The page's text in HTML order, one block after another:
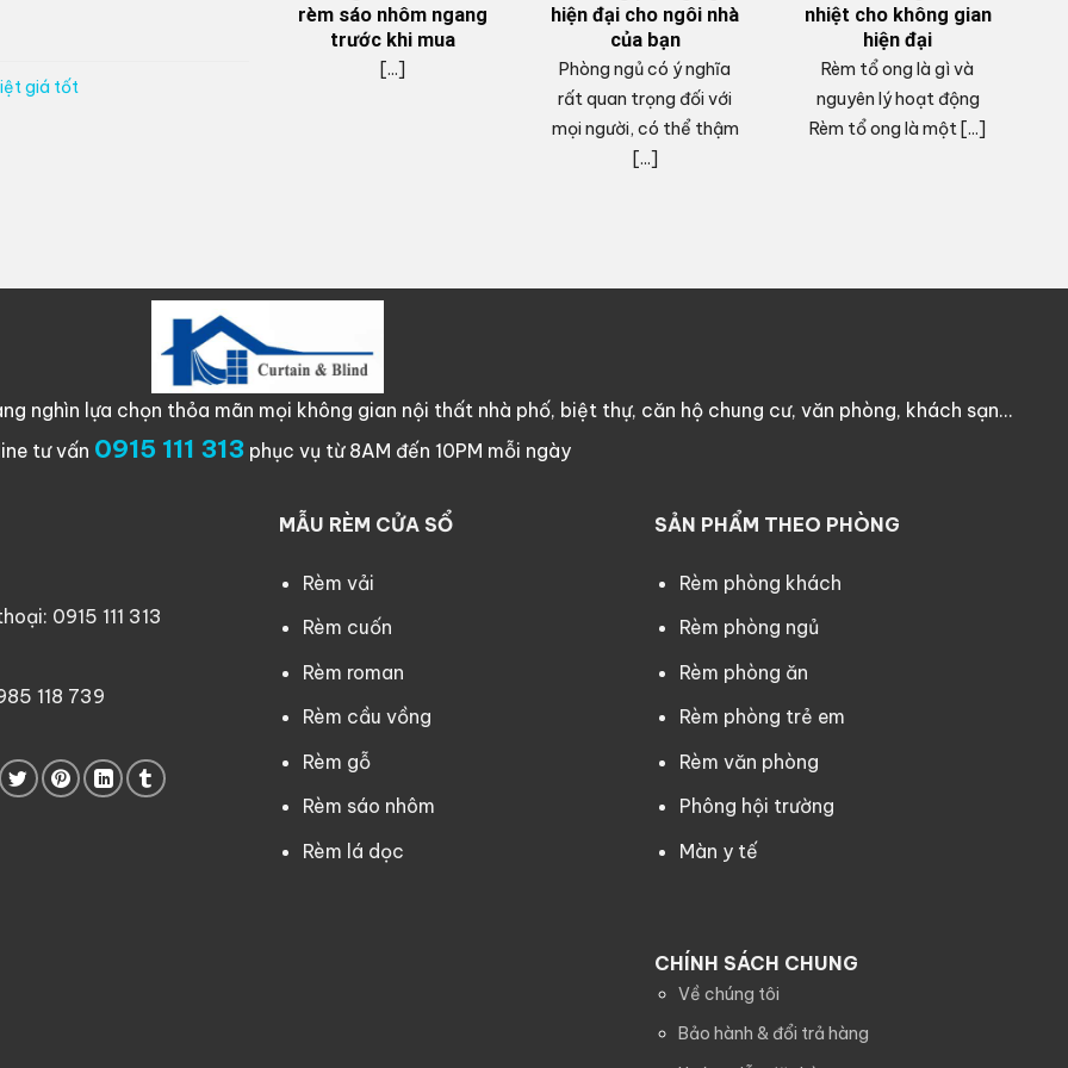
giá tốt
rèm sáo nhôm ngang
trước khi mua
[...]
hiện đại cho ngôi nhà
của bạn
Phòng ngủ có ý nghĩa
rất quan trọng đối với
mọi người, có thể thậm
[...]
nhiệt cho không gian
hiện đại
Rèm tổ ong là gì và
nguyên lý hoạt động
Rèm tổ ong là một [...]
nghìn lựa chọn thỏa mãn mọi không gian nội thất nhà phố, biệt thự, căn hộ chung cư, văn phòng, khách sạn…
tư vấn 0915 111 313 phục vụ từ 8AM đến 10PM mỗi ngày
0915 111 313
118 739
MẪU RÈM CỬA SỔ
Rèm vải
Rèm cuốn
Rèm roman
Rèm cầu vồng
Rèm gỗ
Rèm sáo nhôm
Rèm lá dọc
SẢN PHẨM THEO PHÒNG
Rèm phòng khách
Rèm phòng ngủ
Rèm phòng ăn
Rèm phòng trẻ em
Rèm văn phòng
Phông hội trường
Màn y tế
CHÍNH SÁCH CHUNG
Về chúng tôi
Bảo hành & đổi trả hàng